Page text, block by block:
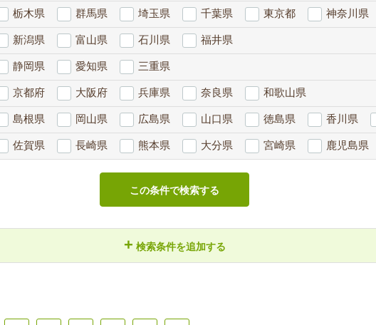
栃木県 群馬県 埼玉県 千葉県 東京都 神奈川県
新潟県 富山県 石川県 福井県
静岡県 愛知県 三重県
京都府 大阪府 兵庫県 奈良県 和歌山県
島根県 岡山県 広島県 山口県 徳島県 香川県
佐賀県 長崎県 熊本県 大分県 宮崎県 鹿児島県
この条件で検索する
+ 検索条件を追加する